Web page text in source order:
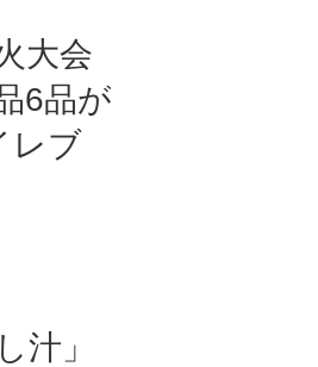
大会
6品が
レブ
汁」